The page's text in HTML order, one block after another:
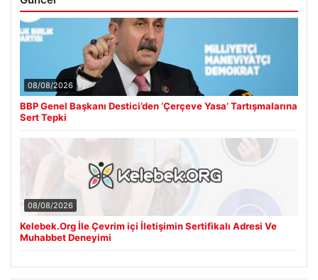
08/08/2026
BBP Genel Başkanı Destici’den ‘Çerçeve Yasa’ Tartışmalarına
Sert Tepki
08/08/2026
Kelebek.Org İle Çevrim içi İletişimin Sertifikalı Adresi Ve
Muhabbet Deneyimi